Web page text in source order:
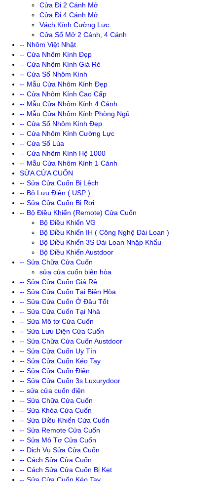
Cửa Đi 2 Cánh Mở
Cửa Đi 4 Cánh Mở
Vách Kính Cường Lực
Cửa Sổ Mở 2 Cánh, 4 Cánh
-- Nhôm Việt Nhật
-- Cửa Nhôm Kính Đẹp
-- Cửa Nhôm Kính Giá Rẻ
-- Cửa Sổ Nhôm Kính
-- Mẫu Cửa Nhôm Kính Đẹp
-- Cửa Nhôm Kính Cao Cấp
-- Mẫu Cửa Nhôm Kính 4 Cánh
-- Mẫu Cửa Nhôm Kính Phòng Ngủ
-- Cửa Sổ Nhôm Kính Đẹp
-- Cửa Nhôm Kính Cường Lực
-- Cửa Sổ Lùa
-- Cửa Nhôm Kính Hệ 1000
-- Mẫu Cửa Nhôm Kính 1 Cánh
SỬA CỬA CUỐN
-- Sửa Cửa Cuốn Bị Lệch
-- Bộ Lưu Điện ( USP )
-- Sửa Cửa Cuốn Bị Rơi
-- Bộ Điều Khiển (Remote) Cửa Cuốn
Bộ Điều Khiển VG
Bộ Điều Khiển IH ( Công Nghệ Đài Loan )
Bộ Điều Khiển 3S Đài Loan Nhập Khẩu
Bộ Điều Khiển Austdoor
-- Sửa Chữa Cửa Cuốn
sửa cửa cuốn biên hòa
-- Sửa Cửa Cuốn Giá Rẻ
-- Sửa Cửa Cuốn Tại Biên Hòa
-- Sửa Cửa Cuốn Ở Đâu Tốt
-- Sửa Cửa Cuốn Tại Nhà
-- Sửa Mô tơ Cửa Cuốn
-- Sửa Lưu Điện Cửa Cuốn
-- Sửa Chữa Cửa Cuốn Austdoor
-- Sửa Cửa Cuốn Uy Tín
-- Sửa Cửa Cuốn Kéo Tay
-- Sửa Cửa Cuốn Điện
-- Sửa Cửa Cuốn 3s Luxurydoor
-- sửa cửa cuốn điện
-- Sửa Chữa Cửa Cuốn
-- Sửa Khóa Cửa Cuốn
-- Sửa Điều Khiển Cửa Cuốn
-- Sửa Remote Cửa Cuốn
-- Sửa Mô Tơ Cửa Cuốn
-- Dịch Vụ Sửa Cửa Cuốn
-- Cách Sửa Cửa Cuốn
-- Cách Sửa Cửa Cuốn Bị Kẹt